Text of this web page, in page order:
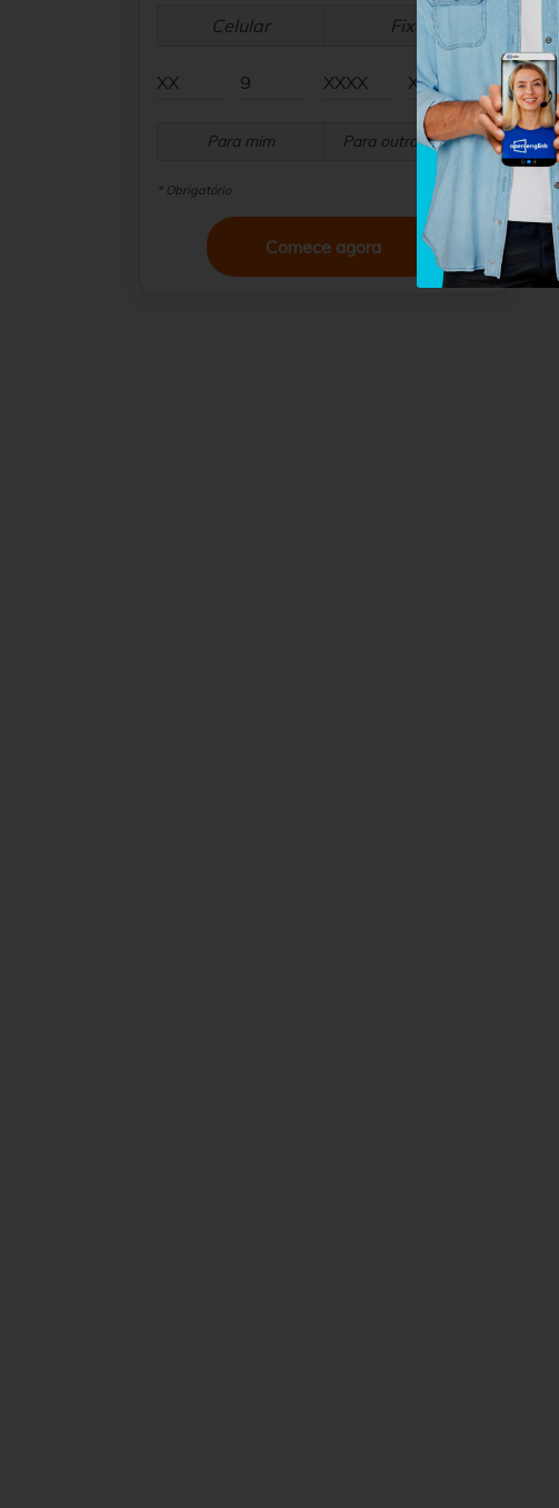
Celular Fixo
Para mim Para outra pessoa
* Obrigatório
Comece agora